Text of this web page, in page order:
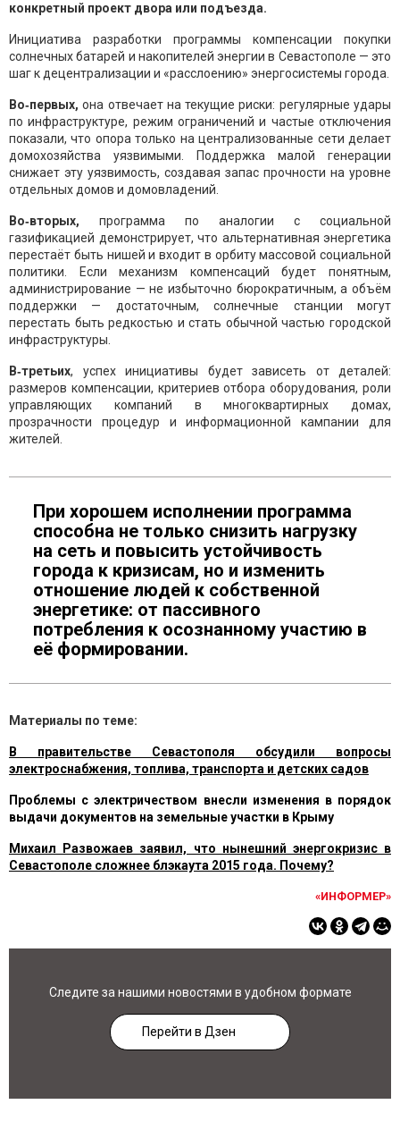
конкретный проект двора или подъезда.
Инициатива разработки программы компенсации покупки
солнечных батарей и накопителей энергии в Севастополе — это
шаг к децентрализации и «расслоению» энергосистемы города.
Во‑первых, она отвечает на текущие риски: регулярные удары
по инфраструктуре, режим ограничений и частые отключения
показали, что опора только на централизованные сети делает
домохозяйства уязвимыми. Поддержка малой генерации
снижает эту уязвимость, создавая запас прочности на уровне
отдельных домов и домовладений.
Во‑вторых, программа по аналогии с социальной
газификацией демонстрирует, что альтернативная энергетика
перестаёт быть нишей и входит в орбиту массовой социальной
политики. Если механизм компенсаций будет понятным,
администрирование — не избыточно бюрократичным, а объём
поддержки — достаточным, солнечные станции могут
перестать быть редкостью и стать обычной частью городской
инфраструктуры.
В‑третьих, успех инициативы будет зависеть от деталей:
размеров компенсации, критериев отбора оборудования, роли
управляющих компаний в многоквартирных домах,
прозрачности процедур и информационной кампании для
жителей.
При хорошем исполнении программа
способна не только снизить нагрузку
на сеть и повысить устойчивость
города к кризисам, но и изменить
отношение людей к собственной
энергетике: от пассивного
потребления к осознанному участию в
её формировании.
Материалы по теме:
В правительстве Севастополя обсудили вопросы
электроснабжения, топлива, транспорта и детских садов
Проблемы с электричеством внесли изменения в порядок
выдачи документов на земельные участки в Крыму
Михаил Развожаев заявил, что нынешний энергокризис в
Севастополе сложнее блэкаута 2015 года. Почему?
«ИНФОРМЕР»
Следите за нашими новостями в удобном формате
Перейти в Дзен